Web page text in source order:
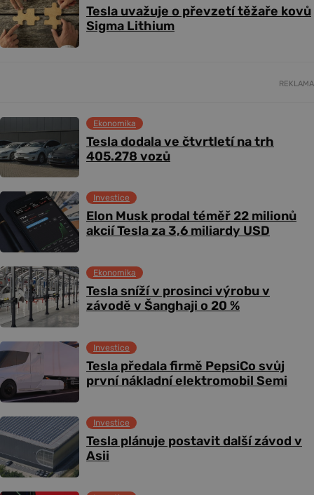
Tesla uvažuje o převzetí těžaře kovů
Sigma Lithium
REKLAMA
Tesla dodala ve čtvrtletí na trh
405.278 vozů
Ekonomika
Elon Musk prodal téměř 22 milionů
akcií Tesla za 3,6 miliardy USD
Investice
Tesla sníží v prosinci výrobu v
závodě v Šanghaji o 20 %
Ekonomika
Tesla předala firmě PepsiCo svůj
první nákladní elektromobil Semi
Investice
Tesla plánuje postavit další závod v
Asii
Investice